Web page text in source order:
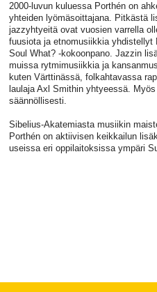
2000-luvun kuluessa Porthén on
yhteiden lyömäsoittajana. Pitkästä
jazzyhtyeitä ovat vuosien varrella
fuusiota ja etnomusiikkia yhdistellyt
Soul What? -kokoonpano. Jazzin
muissa rytmimusiikkia ja
kuten Värttinässä, folkahtavassa
laulaja Axl Smithin yhtyeessä.
säännöllisesti.
Sibelius-Akatemiasta musiikin
Porthén on aktiivisen keikkailun
useissa eri oppilaitoksissa ympäri